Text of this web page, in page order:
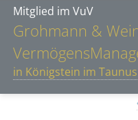
Mitglied im VuV
Grohmann &
in Königstein im Taunus